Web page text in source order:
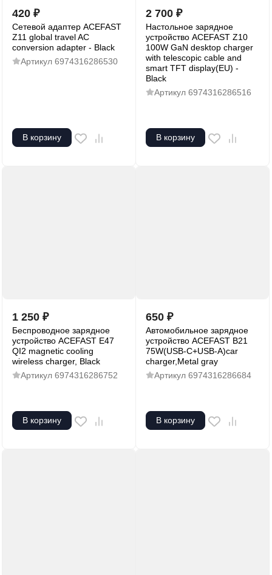
420 ₽
Сетевой адаптер ACEFAST
Z11 global travel AC
conversion adapter - Black
Артикул 6974316286530
В корзину
2 700 ₽
Настольное зарядное
устройство ACEFAST Z10
100W GaN desktop charger
with telescopic cable and
smart TFT display(EU) -
Black
Артикул 6974316286516
В корзину
1 250 ₽
Беспроводное зарядное
устройство ACEFAST E47
QI2 magnetic cooling
wireless charger, Black
Артикул 6974316286752
В корзину
650 ₽
Автомобильное зарядное
устройство ACEFAST B21
75W(USB-C+USB-A)car
charger,Metal gray
Артикул 6974316286684
В корзину